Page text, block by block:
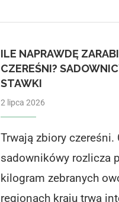
ILE NAPRAWDĘ
CZEREŚNI?
STAWKI
2 lipca 2026
Trwają zbiory czereśni.
sadownikówy rozlicza
kilogram zebranych
regionach kraju trwa